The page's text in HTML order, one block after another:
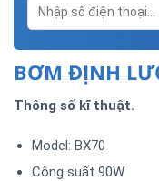
BƠM ĐỊNH
Thông số kĩ thuật.
Model: BX70
Công suất 90W